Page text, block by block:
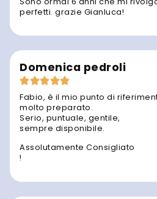
perfetti. grazie Gianluca!
Domenica pedroli
Fabio, è il mio punto di
molto preparato.
Serio, puntuale, gentile,
sempre disponibile.
Assolutamente Consigliato
!